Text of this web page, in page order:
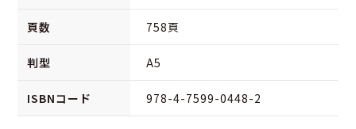
頁数 758頁
判型 A5
ISBNコード 978-4-7599-0448-2